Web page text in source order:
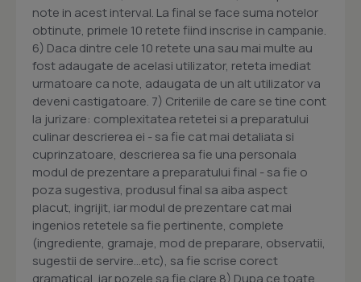
note in acest interval. La final se face suma notelor
obtinute, primele 10 retete fiind inscrise in campanie.
6) Daca dintre cele 10 retete una sau mai multe au
fost adaugate de acelasi utilizator, reteta imediat
urmatoare ca note, adaugata de un alt utilizator va
deveni castigatoare. 7) Criteriile de care se tine cont
la jurizare: complexitatea retetei si a preparatului
culinar descrierea ei - sa fie cat mai detaliata si
cuprinzatoare, descrierea sa fie una personala
modul de prezentare a preparatului final - sa fie o
poza sugestiva, produsul final sa aiba aspect
placut, ingrijit, iar modul de prezentare cat mai
ingenios retetele sa fie pertinente, complete
(ingrediente, gramaje, mod de preparare, observatii,
sugestii de servire...etc), sa fie scrise corect